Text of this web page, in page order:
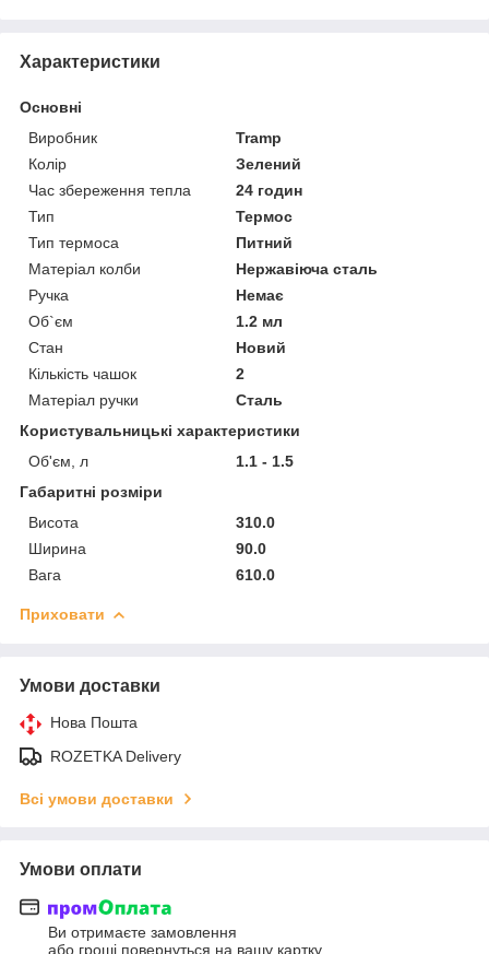
Характеристики
Основні
Виробник
Tramp
Колір
Зелений
Час збереження тепла
24 годин
Тип
Термос
Тип термоса
Питний
Матеріал колби
Нержавіюча сталь
Ручка
Немає
Об`єм
1.2 мл
Стан
Новий
Кількість чашок
2
Матеріал ручки
Сталь
Користувальницькі характеристики
Об'єм, л
1.1 - 1.5
Габаритні розміри
Висота
310.0
Ширина
90.0
Вага
610.0
Приховати
Умови доставки
Нова Пошта
ROZETKA Delivery
Всі умови доставки
Умови оплати
Ви отримаєте замовлення
або гроші повернуться на вашу картку